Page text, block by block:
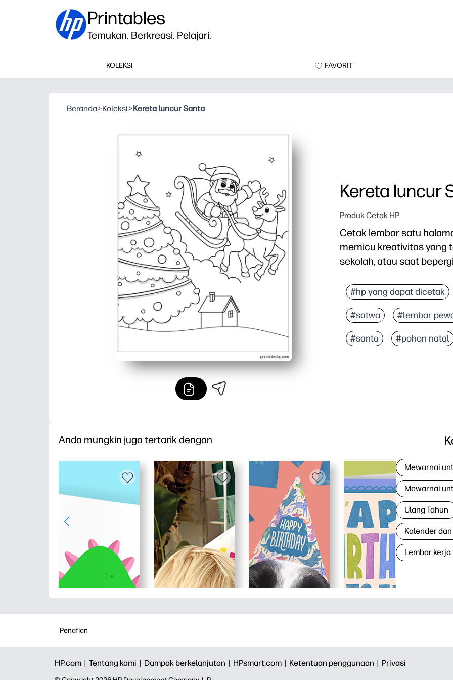
Printables
Temukan. Berkreasi. Pelajari.
KOLEKSI FAVORIT
Beranda>Koleksi>Kereta luncur Santa
Kereta luncur
Produk Cetak HP
Cetak lembar satu
memicu kreativitas yang
sekolah, atau saat
Aktivitas tanpa
Garis tebal dan ruang
Membangun kontrol
Cetak ulang kapan
#hp yang dapat dicetak
#satwa #lembar
#santa #pohon natal
Anda mungkin juga tertarik dengan
Mewarnai
Mewarnai
Ulang Tahun
Kalender
Lembar
Penafian
HP.com | Tentang kami | Dampak berkelanjutan | HPsmart.com | Ketentuan penggunaan | Privasi